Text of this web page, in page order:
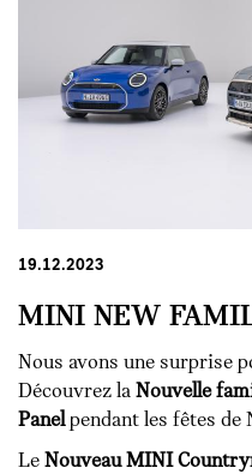
19.12.2023
MINI NEW
Nous avons une surprise
Découvrez la Nouvelle
Panelpendant les fêtes de
Le Nouveau MINI